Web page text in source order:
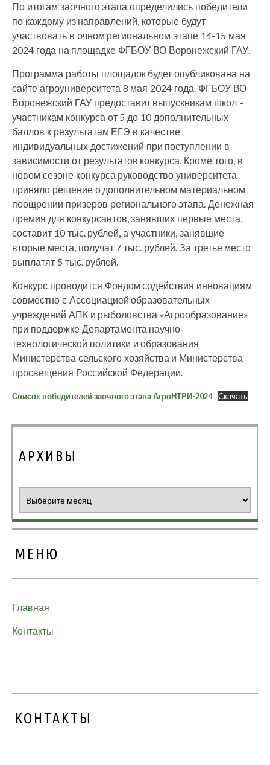
По итогам заочного этапа определились победители
по каждому из направлений, которые будут
участвовать в очном региональном этапе 14-15 мая
2024 года на площадке ФГБОУ ВО Воронежский ГАУ.
Программа работы площадок будет опубликована на
сайте агроуниверситета 8 мая 2024 года. ФГБОУ ВО
Воронежский ГАУ предоставит выпускникам школ –
участникам конкурса от 5 до 10 дополнительных
баллов к результатам ЕГЭ в качестве
индивидуальных достижений при поступлении в
зависимости от результатов конкурса. Кроме того, в
новом сезоне конкурса руководство университета
приняло решение о дополнительном материальном
поощрении призеров регионального этапа. Денежная
премия для конкурсантов, занявших первые места,
составит 10 тыс. рублей, а участники, занявшие
вторые места, получат 7 тыс. рублей. За третье место
выплатят 5 тыс. рублей.
Конкурс проводится Фондом содействия инновациям
совместно с Ассоциацией образовательных
учреждений АПК и рыболовства «Агрообразование»
при поддержке Департамента научно-
технологической политики и образования
Министерства сельского хозяйства и Министерства
просвещения Российской Федерации.
Список победителей заочного этапа АгроНТРИ-2024 Скачать
АРХИВЫ
МЕНЮ
Главная
Контакты
КОНТАКТЫ